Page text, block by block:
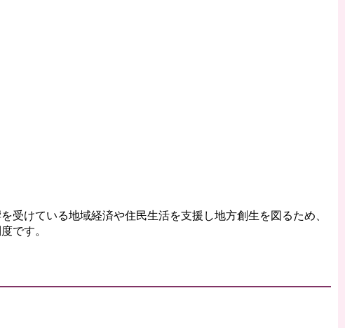
けている地域経済や住民生活を支援し地方創生を図るため、
です。